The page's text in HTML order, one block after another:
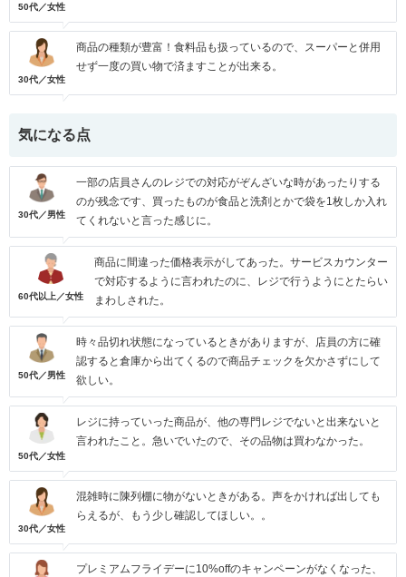
50代／女性
30代／女性
商品の種類が豊富！食料品も扱っているので、スーパーと併用
せず一度の買い物で済ますことが出来る。
気になる点
30代／男性
一部の店員さんのレジでの対応がぞんざいな時があったりする
のが残念です、買ったものが食品と洗剤とかで袋を1枚しか入れ
てくれないと言った感じに。
60代以上／女性
商品に間違った価格表示がしてあった。サービスカウンター
で対応するように言われたのに、レジで行うようにとたらい
まわしされた。
50代／男性
時々品切れ状態になっているときがありますが、店員の方に確
認すると倉庫から出てくるので商品チェックを欠かさずにして
欲しい。
50代／女性
レジに持っていった商品が、他の専門レジでないと出来ないと
言われたこと。急いでいたので、その品物は買わなかった。
30代／女性
混雑時に陳列棚に物がないときがある。声をかければ出しても
らえるが、もう少し確認してほしい。。
プレミアムフライデーに10%offのキャンペーンがなくなった、